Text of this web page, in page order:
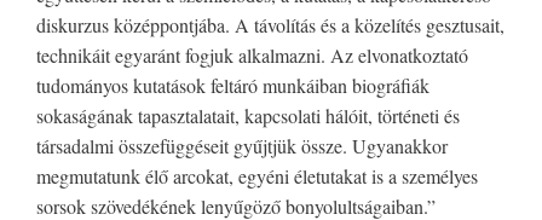
diskurzus középpontjába. A távolítás és a közelítés gesztusait,
technikáit egyaránt fogjuk alkalmazni. Az elvonatkoztató
tudományos kutatások feltáró munkáiban biográfiák
sokaságának tapasztalatait, kapcsolati hálóit, történeti és
társadalmi összefüggéseit gyűjtjük össze. Ugyanakkor
megmutatunk élő arcokat, egyéni életutakat is a személyes
sorsok szövedékének lenyűgöző bonyolultságaiban.”